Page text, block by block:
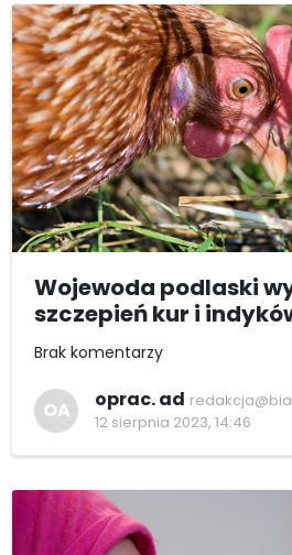
Wojewoda podlaski
szczepień kur i
Brak komentarzy
OA oprac. ad
12 sierpnia 2023, 14:46